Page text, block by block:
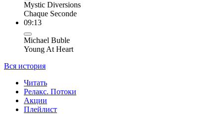
Mystic Diversions
Chaque Seconde
09:13
Michael Buble
Young At Heart
Вся история
Читать
Релакс. Потоки
Акции
Плейлист